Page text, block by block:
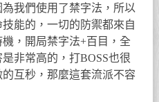
我們使用了禁字法，所以
能的，一切的防禦都來自
，開局禁字法+百目，全
非常高的，打BOSS也很
互秒，那麼這套流派不容